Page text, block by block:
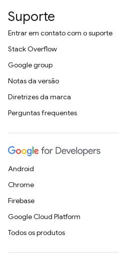
Suporte
Entrar em contato com o suporte
Stack Overflow
Google group
Notas da versão
Diretrizes da marca
Perguntas frequentes
Android
Chrome
Firebase
Google Cloud Platform
Todos os produtos